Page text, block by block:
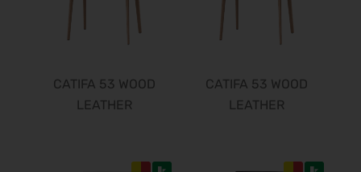
CATIFA 53 WOOD
LEATHER
CATIFA 53 WOOD
LEATHER